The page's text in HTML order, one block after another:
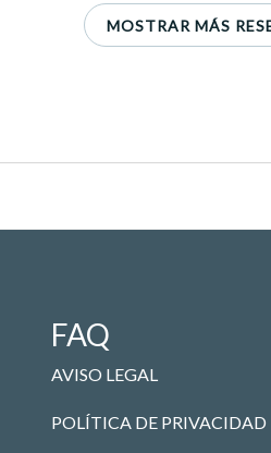
MOSTRAR MÁS
FAQ
AVISO LEGAL
POLÍTICA DE PRIVACIDAD